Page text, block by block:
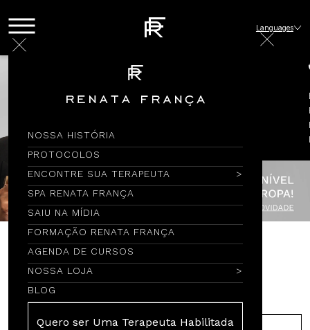
NOSSA HISTÓRIA
PROTOCOLOS
ENCONTRE SUA TERAPEUTA
SPA RENATA FRANÇA
SAIU NA MÍDIA
FORMAÇÃO RENATA FRANÇA
AGENDA DE CURSOS
NOSSA LOJA
BLOG
Quero ser Uma Terapeuta Habilitada
Languages
Encontre por Nome
COMPRE NA EUROPA